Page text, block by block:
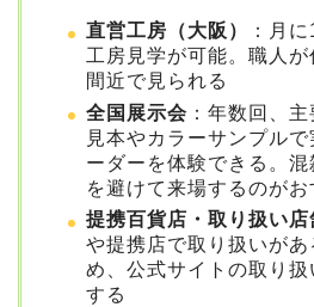
直営工房（大阪）
：月
工房見学が可能。職人
間近で見られる
全国展示会 ：年数回、
見本やカラーサンプル
ーダーを体験できる。混
を避けて来場するのがお
提携百貨店・取り扱い店
や提携店で取り扱いがあ
め、公式サイトの取り
する